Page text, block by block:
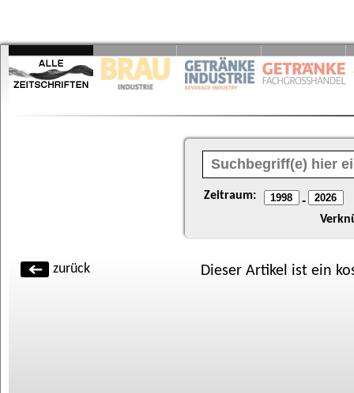
Zeitraum: -
zurück Dieser Artikel ist ein